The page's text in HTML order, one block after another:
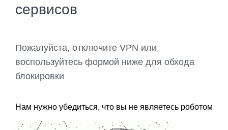
сервисов
Пожалуйста, отключите VPN или
воспользуйтесь формой ниже для обхода
блокировки
Нам нужно убедиться, что вы не являетесь роботом